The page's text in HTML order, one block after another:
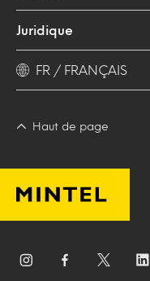
Juridique
FR / FRANÇAIS
Haut de page